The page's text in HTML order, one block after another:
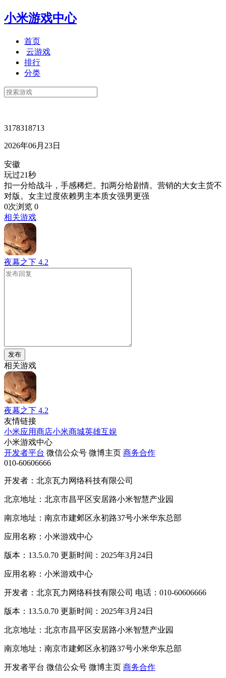
小米游戏中心
首页
云游戏
排行
分类
3178318713
2026年06月23日
安徽
玩过21秒
扣一分给战斗，手感稀烂。扣两分给剧情。营销的大女主货不
对版。女主过度依赖男主本质女强男更强
0次浏览 0
相关游戏
夜幕之下 4.2
发布
相关游戏
夜幕之下 4.2
友情链接
小米应用商店小米商城英雄互娱
小米游戏中心
开发者平台 微信公众号 微博主页 商务合作
010-60606666
开发者：北京瓦力网络科技有限公司
北京地址：北京市昌平区安居路小米智慧产业园
南京地址：南京市建邺区永初路37号小米华东总部
应用名称：小米游戏中心
版本：13.5.0.70 更新时间：2025年3月24日
应用名称：小米游戏中心
开发者：北京瓦力网络科技有限公司 电话：010-60606666
版本：13.5.0.70 更新时间：2025年3月24日
北京地址：北京市昌平区安居路小米智慧产业园
南京地址：南京市建邺区永初路37号小米华东总部
开发者平台 微信公众号 微博主页 商务合作